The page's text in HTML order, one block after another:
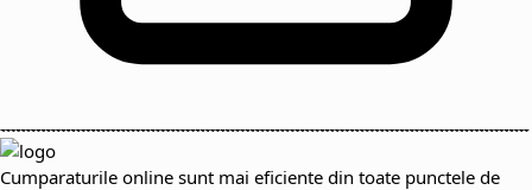
Cumparaturile online sunt mai eficiente din toate punctele de